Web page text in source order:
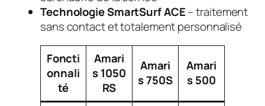
Technologie SmartSurf ACE– traitement
sans contact et totalement personnalisé
Foncti
onnali
té
Amari
s 1050
RS
Amari
s 750S
Amari
s 500